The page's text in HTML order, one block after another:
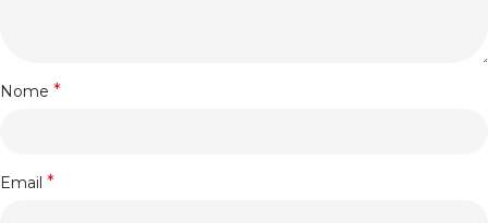
Nome *
Email *